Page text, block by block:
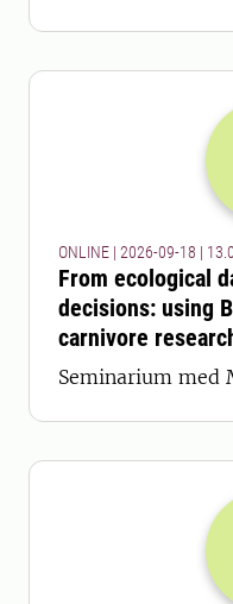
ONLINE | 2026-09-18 |
From ecological
decisions: using
carnivore
Seminarium med